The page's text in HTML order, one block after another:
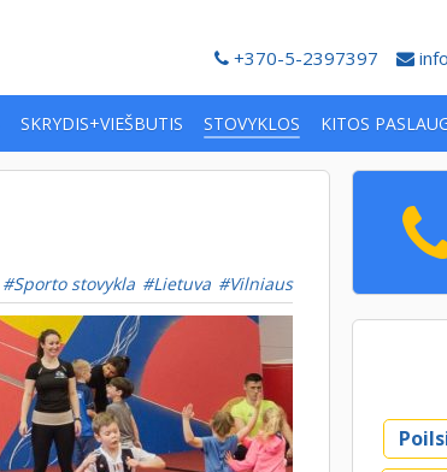
+370-5-2397397
SKRYDIS+VIEŠBUTIS STOVYKLOS KITOS
Sporto stovykla Lietuva Vilniaus